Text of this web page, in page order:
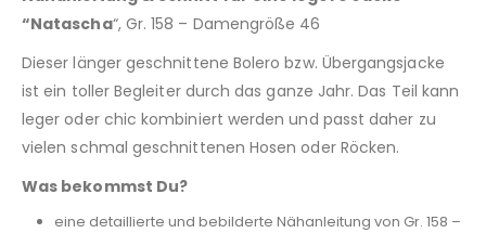
“Natascha“, Gr. 158 – Damengröße 46
Dieser länger geschnittene Bolero bzw. Übergangsjacke
ist ein toller Begleiter durch das ganze Jahr. Das Teil kann
leger oder chic kombiniert werden und passt daher zu
vielen schmal geschnittenen Hosen oder Röcken.
Was bekommst Du?
eine detaillierte und bebilderte Nähanleitung von Gr. 158 –